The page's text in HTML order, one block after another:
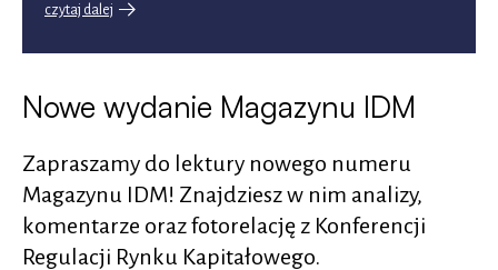
czytaj dalej
o
brakuje.
Prawdziwym
jest
dziś
wybór
tego
Nowe wydanie Magazynu IDM
Zapraszamy do lektury nowego numeru
Magazynu IDM! Znajdziesz w nim analizy,
komentarze oraz fotorelację z Konferencji
Regulacji Rynku Kapitałowego.